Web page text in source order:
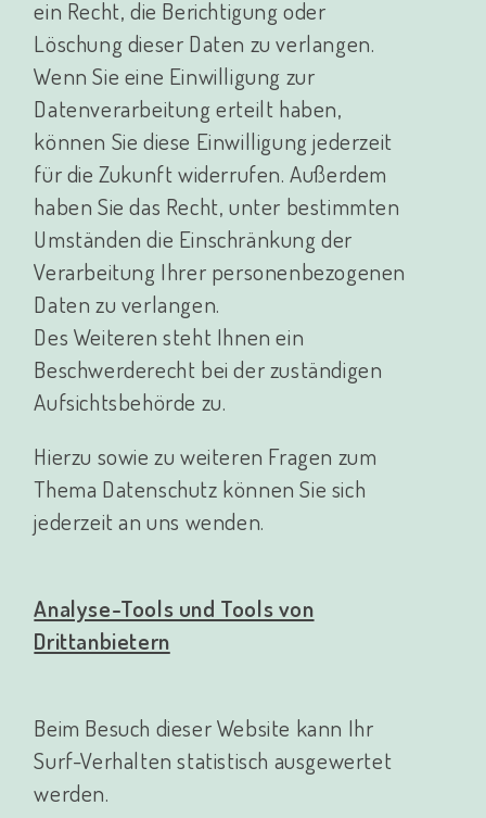
ein Recht, die Berichtigung oder
Löschung dieser Daten zu verlangen.
Wenn Sie eine Einwilligung zur
Datenverarbeitung erteilt haben,
können Sie diese Einwilligung jederzeit
für die Zukunft widerrufen. Außerdem
haben Sie das Recht, unter bestimmten
Umständen die Einschränkung der
Verarbeitung Ihrer personenbezogenen
Daten zu verlangen.
Des Weiteren steht Ihnen ein
Beschwerderecht bei der zuständigen
Aufsichtsbehörde zu.
Hierzu sowie zu weiteren Fragen zum
Thema Datenschutz können Sie sich
jederzeit an uns wenden.
Analyse-Tools und Tools von
Drittanbietern
Beim Besuch dieser Website kann Ihr
Surf-Verhalten statistisch ausgewertet
werden.